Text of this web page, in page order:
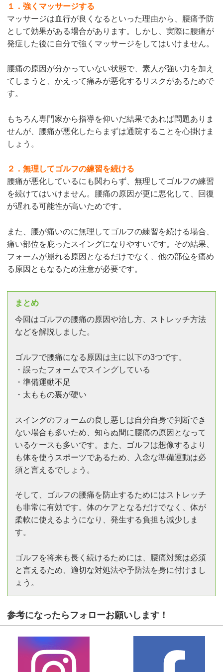
１．強くマッサージする
マッサージは血行が良くなるといった理由から、腰痛予防
として効果がある場合があります。しかし、実際に腰痛が
発症した後に自分で強くマッサージをしてはいけません。
腰痛の原因が分かっていない状態で、素人が強い力を加え
てしまうと、かえって痛みが悪化するリスクがあるためで
す。
もちろん専門家から指導を仰いだ結果であれば問題ありま
せんが、腰痛が悪化したらまずは通院することを心掛けま
しょう。
２．無理してゴルフの練習を続ける
腰痛が悪化しているにも関わらず、無理してゴルフの練習
を続けてはいけません。腰痛の原因が更に悪化して、回復
が遅れる可能性が高いためです。
また、腰が痛いのに無理してゴルフの練習を続ける場合、
痛い部位を庇ったスイングになりやすいです。その結果、
フォームが崩れる原因となるだけでなく、他の部位を痛め
る原因ともなるため注意が必要です。
まとめ
今回はゴルフの腰痛の原因や治し方、ストレッチ方法
などを解説しました。
ゴルフで腰痛になる原因は主に以下の3つです。
・誤ったフォームでスイングしている
・準備運動不足
・太ももの裏が硬い
スイングのフォームの良し悪しは自分自身で判断でき
ない場合も多いため、知らぬ間に腰痛の原因となって
いるケースも多いです。また、ゴルフは想像するより
も体を使うスポーツであるため、入念な準備運動は必
須と言えるでしょう。
そして、ゴルフの腰痛を防止するためにはストレッチ
も非常に有効です。体のケアとなるだけでなく、体が
柔軟に使えるようになり、発生する負担も減少しま
す。
ゴルフを将来も長く続けるためには、腰痛対策は必須
と言えるため、適切な対処法や予防法を身に付けまし
ょう。
参考になったらフォローお願いします！